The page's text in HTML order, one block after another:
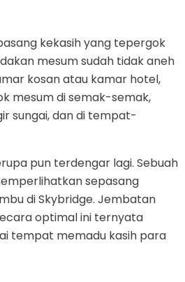
kekasih yang tepergok
mesum sudah tidak aneh
kosan atau kamar hotel,
mesum di semak-semak,
sungai, dan di tempat-
pun terdengar lagi. Sebuah
sepasang
di Skybridge. Jembatan
optimal ini ternyata
tempat memadu kasih para